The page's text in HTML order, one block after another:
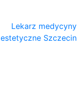
Lekarz medycyny
estetyczne Szczecin